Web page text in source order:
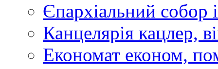
Єпархіальний собор
Канцелярія кацлер,
Економат економ,